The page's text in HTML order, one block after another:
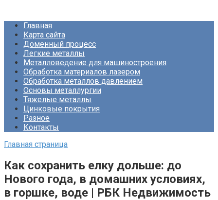
контентуГлавная
Карта сайта
Доменный процесс
Легкие металлы
Металловедение для машиностроения
Обработка материалов лазером
Обработка металлов давлением
Основы металлургии
Тяжелые металлы
Цинковые покрытия
Разное
Контакты
Главная страница
Как сохранить елку дольше: до
Нового года, в домашних условиях,
в горшке, воде | РБК Недвижимость